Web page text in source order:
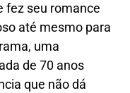
fez seu romance
até mesmo para
uma
de 70 anos
que não dá